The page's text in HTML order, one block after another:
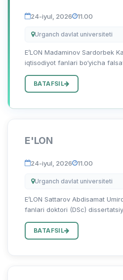
24-iyul, 2026 11.00
Urganch davlat universiteti
E’LON Madaminov Sardorbek
iqtisodiyot fanlari bo‘yicha
Sardorbek Kadamovichning
va statistika” ixtisosligi b...
BATAFSIL
E'LON
24-iyul, 2026 11.00
Urganch davlat universiteti
E’LON Sattarov Abdisamat
fanlari doktori (DSc)
08.00.12 - “Mintaqaviy
“Mintaqa iq...
BATAFSIL